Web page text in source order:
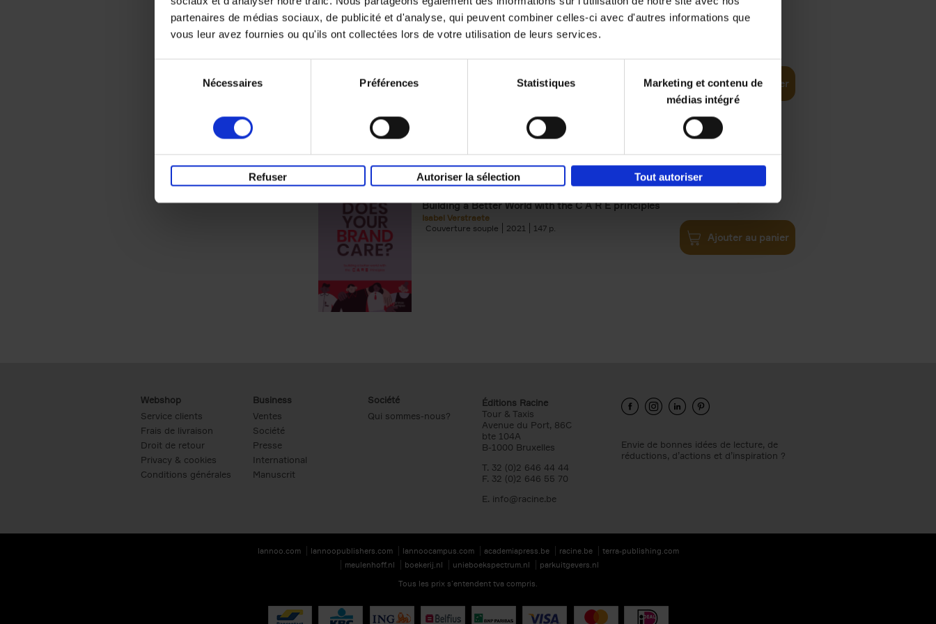
partenaires de médias sociaux, de publicité et d'analyse, qui peuvent combiner celles-ci avec d'autres informations que
vous leur avez fournies ou qu'ils ont collectées lors de votre utilisation de leurs services.
Nécessaires Préférences Statistiques
Marketing et contenu de
médias intégré
Refuser Autoriser la sélection Tout autoriser
Digital marketing like a PRO -
completely revised edition
Ajouter au panier
Does Your Brand Care?
Building a Better World with the C A R E principles
Isabel Verstraete
Couverture souple
2021 147
€34,99
Ajouter au panier
Webshop
Service clients
Frais de livraison
Droit de retour
Privacy & cookies
Conditions générales
Business
Ventes
Société
Presse
International
Manuscrit
Société
Qui sommes-nous?
Éditions Racine
Tour & Taxis
Avenue du Port, 86C
bte 104A
B-1000 Bruxelles
T. 32 (0)2 646 44 44
F. 32 (0)2 646 55 70
E. info@racine.be
Envie de bonnes idées de lecture, de
réductions, d’actions et d’inspiration ?
lannoo.com lannoopublishers.com lannoocampus.com academiapress.be racine.be
terra-publishing.com
meulenhoff.nl
boekerij.nl unieboekspectrum.nl
parkuitgevers.nl
Tous les prix s’entendent tva compris.